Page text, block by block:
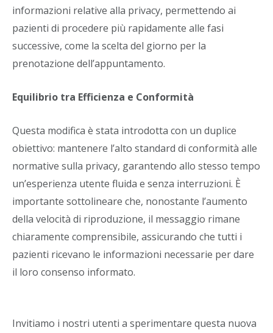
informazioni relative alla privacy, permettendo ai
pazienti di procedere più rapidamente alle fasi
successive, come la scelta del giorno per la
prenotazione dell’appuntamento.
Equilibrio tra Efficienza e Conformità
Questa modifica è stata introdotta con un duplice
obiettivo: mantenere l’alto standard di conformità alle
normative sulla privacy, garantendo allo stesso tempo
un’esperienza utente fluida e senza interruzioni. È
importante sottolineare che, nonostante l’aumento
della velocità di riproduzione, il messaggio rimane
chiaramente comprensibile, assicurando che tutti i
pazienti ricevano le informazioni necessarie per dare
il loro consenso informato.
Invitiamo i nostri utenti a sperimentare questa nuova